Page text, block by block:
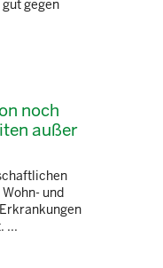
gegen
noch
außer
und
...